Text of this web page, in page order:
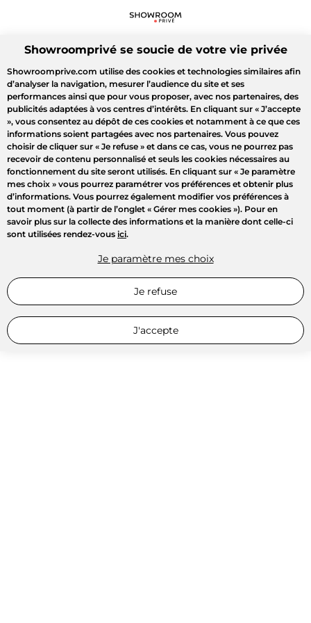
Showroomprivé se soucie de votre vie privée
Showroomprive.com utilise des cookies et technologies similaires afin
d’analyser la navigation, mesurer l’audience du site et ses
performances ainsi que pour vous proposer, avec nos partenaires, des
publicités adaptées à vos centres d’intérêts. En cliquant sur « J’accepte
», vous consentez au dépôt de ces cookies et notamment à ce que ces
informations soient partagées avec nos partenaires. Vous pouvez
choisir de cliquer sur « Je refuse » et dans ce cas, vous ne pourrez pas
recevoir de contenu personnalisé et seuls les cookies nécessaires au
fonctionnement du site seront utilisés. En cliquant sur « Je paramètre
mes choix » vous pourrez paramétrer vos préférences et obtenir plus
d’informations. Vous pourrez également modifier vos préférences à
tout moment (à partir de l’onglet « Gérer mes cookies »). Pour en
savoir plus sur la collecte des informations et la manière dont celle-ci
sont utilisées rendez-vous ici.
Je paramètre mes choix
Je refuse
J'accepte